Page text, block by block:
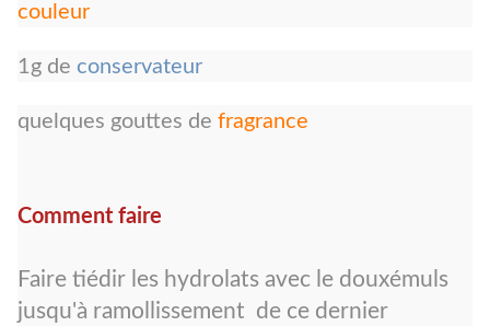
couleur
1g de conservateur
quelques gouttes de fragrance
Comment faire
Faire tiédir les hydrolats avec le douxémuls
jusqu'à ramollissement de ce dernier